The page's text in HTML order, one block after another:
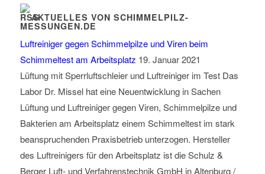
AKTUELLES VON SCHIMMELPILZ-
MESSUNGEN.DE
Luftreiniger gegen Schimmelpilze und Viren beim
Schimmeltest am Arbeitsplatz 19. Januar 2021
Lüftung mit Sperrluftschleier und Luftreiniger im Test Das
Labor Dr. Missel hat eine Neuentwicklung in Sachen
Lüftung und Luftreiniger gegen Viren, Schimmelpilze und
Bakterien am Arbeitsplatz einem Schimmeltest im stark
beanspruchenden Praxisbetrieb unterzogen. Hersteller
des Luftreinigers für den Arbeitsplatz ist die Schulz &
Berger Luft- und Verfahrenstechnik GmbH in Altenburg /